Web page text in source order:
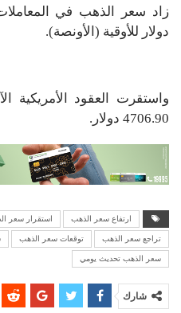
دولار للأوقية (الأونصة).
واستقرت العقود الأمريكية
4706.90 دولار.
ارتفاع سعر الذهب استقرار سعر
تراجع سعر الذهب توقعات سعر الذهب
سعر الذهب تحديث يومي
شارك